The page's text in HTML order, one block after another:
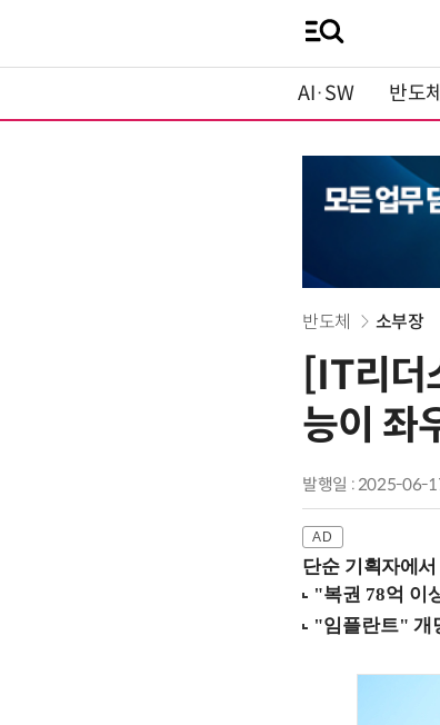
AI·SW 반도체
반도체 소부장
[IT리더
능이 좌
발행일 : 2025-06-
단순 기획자에